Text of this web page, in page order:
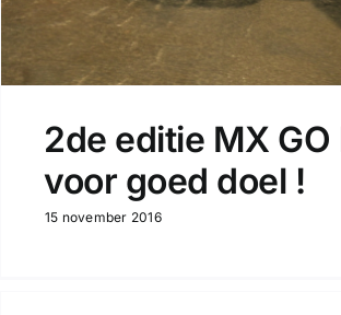
2de editie MX
voor goed doel !
15 november 2016